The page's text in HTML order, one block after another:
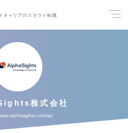
キャリアのスカウト転職
株式会社
ja/